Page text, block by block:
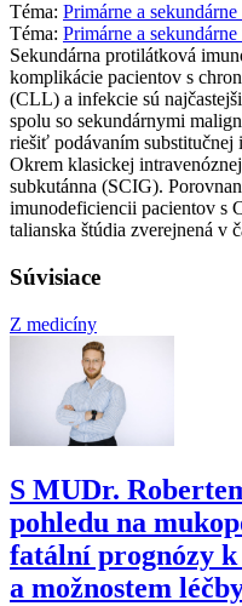
Téma: Primárne a
Téma: Primárne a
Sekundárna protilátková
komplikácie pacientov s
(CLL) a infekcie sú
spolu so sekundárnymi
riešiť podávaním
Okrem klasickej
subkutánna (SCIG).
imunodeficiencii pacientov s
talianska štúdia zverejnená v
Súvisiace
Z medicíny
S MUDr.
pohledu na
fatální prognózy
a možnostem